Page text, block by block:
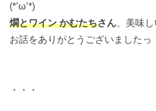
(*’ω’*)
燗とワイン かむたちさん 、美味
お話をありがとうございましたっ
・・・